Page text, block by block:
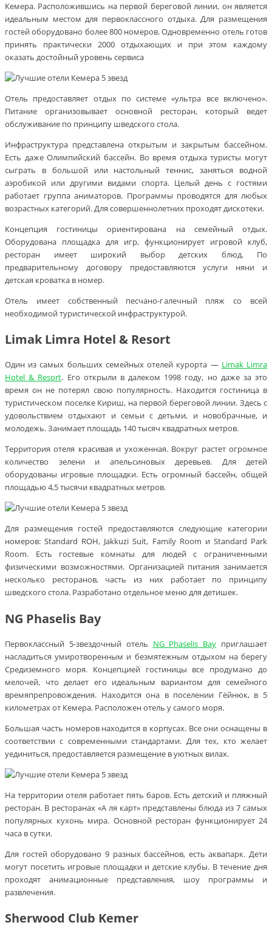
Кемера. Расположившись на первой береговой линии, он является
идеальным местом для первоклассного отдыха. Для размещения
гостей оборудовано более 800 номеров. Одновременно отель готов
принять практически 2000 отдыхающих и при этом каждому
оказать достойный уровень сервиса
Отель предоставляет отдых по системе «ультра все включено».
Питание организовывает основной ресторан, который ведет
обслуживание по принципу шведского стола.
Инфраструктура представлена открытым и закрытым бассейном.
Есть даже Олимпийский бассейн. Во время отдыха туристы могут
сыграть в большой или настольный теннис, заняться водной
аэробикой или другими видами спорта. Целый день с гостями
работает группа аниматоров. Программы проводятся для любых
возрастных категорий. Для совершеннолетних проходят дискотеки.
Концепция гостиницы ориентирована на семейный отдых.
Оборудована площадка для игр, функционирует игровой клуб,
ресторан имеет широкий выбор детских блюд. По
предварительному договору предоставляются услуги няни и
детская кроватка в номер.
Отель имеет собственный песчано-галечный пляж со всей
необходимой туристической инфраструктурой.
Limak Limra Hotel & Resort
Один из самых больших семейных отелей курорта — Limak Limra
Hotel & Resort. Его открыли в далеком 1998 году, но даже за это
время он не потерял свою популярность. Находится гостиница в
туристическом поселке Кириш, на первой береговой линии. Здесь с
удовольствием отдыхают и семьи с детьми, и новобрачные, и
молодежь. Занимает площадь 140 тысяч квадратных метров.
Территория отеля красивая и ухоженная. Вокруг растет огромное
количество зелени и апельсиновых деревьев. Для детей
оборудованы игровые площадки. Есть огромный бассейн, общей
площадью 4,5 тысячи квадратных метров.
Для размещения гостей предоставляются следующие категории
номеров: Standard ROH, Jakkuzi Suit, Family Room и Standard Park
Room. Есть гостевые комнаты для людей с ограниченными
физическими возможностями. Организацией питания занимается
несколько ресторанов, часть из них работает по принципу
шведского стола. Разработано отдельное меню для детишек.
NG Phaselis Bay
Первоклассный 5-звездочный отель NG Phaselis Bay приглашает
насладиться умиротворенным и безмятежным отдыхом на берегу
Средиземного моря. Концепцией гостиницы все продумано до
мелочей, что делает его идеальным вариантом для семейного
времяпрепровождения. Находится она в поселении Гёйнюк, в 5
километрах от Кемера. Расположен отель у самого моря.
Большая часть номеров находится в корпусах. Все они оснащены в
соответствии с современными стандартами. Для тех, кто желает
уединиться, предоставляется размещение в уютных вилах.
На территории отеля работает пять баров. Есть детский и пляжный
ресторан. В ресторанах «А ля карт» представлены блюда из 7 самых
популярных кухонь мира. Основной ресторан функционирует 24
часа в сутки.
Для гостей оборудовано 9 разных бассейнов, есть аквапарк. Дети
могут посетить игровые площадки и детские клубы. В течение дня
проходят анимационные представления, шоу программы и
развлечения.
Sherwood Club Kemer